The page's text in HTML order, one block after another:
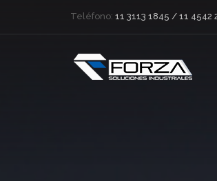
Teléfono: 11 3113 1845 / 11 4542